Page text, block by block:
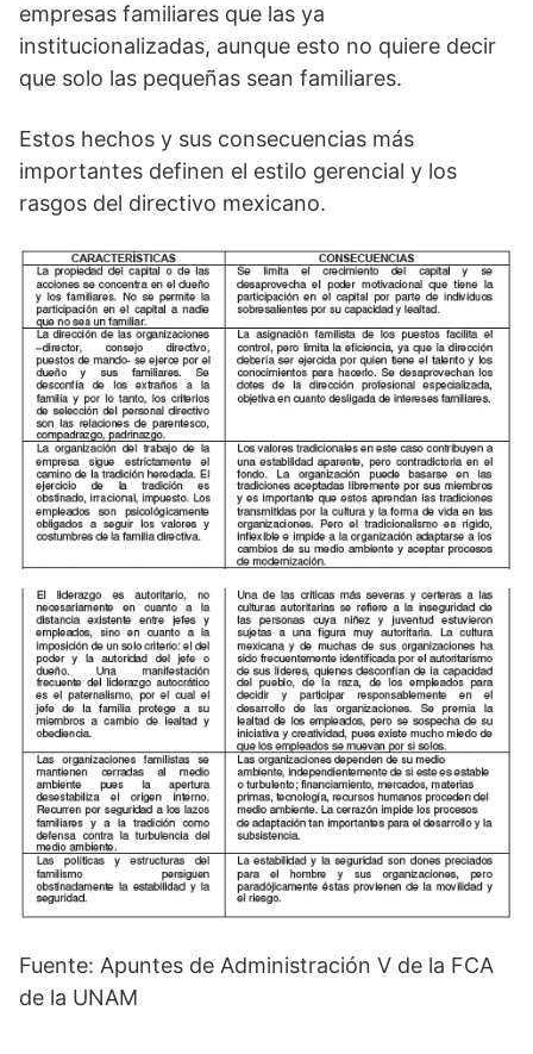
empresas familiares que las ya
institucionalizadas, aunque esto no quiere decir
que solo las pequeñas sean familiares.
Estos hechos y sus consecuencias más
importantes definen el estilo gerencial y los
rasgos del directivo mexicano.
Fuente: Apuntes de Administración V de la FCA
de la UNAM